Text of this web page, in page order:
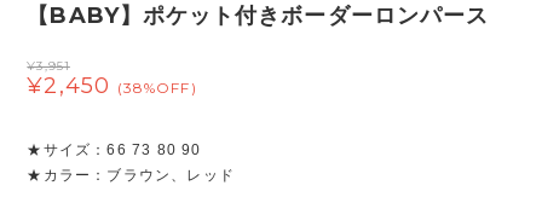
【BABY】ポケット付きボーダーロンパース
¥3,951
¥2,450 (38%OFF)
★サイズ：66 73 80 90
★カラー：ブラウン、レッド